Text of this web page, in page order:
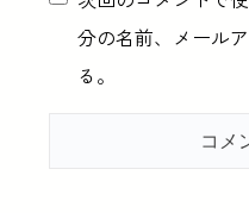
分の名前、メール
る。